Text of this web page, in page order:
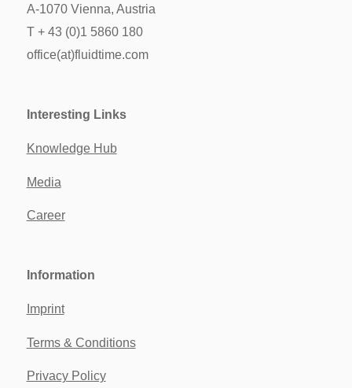
A-1070 Vienna, Austria
T + 43 (0)1 5860 180
office(at)fluidtime.com
Interesting Links
Knowledge Hub
Media
Career
Information
Imprint
Terms & Conditions
Privacy Policy